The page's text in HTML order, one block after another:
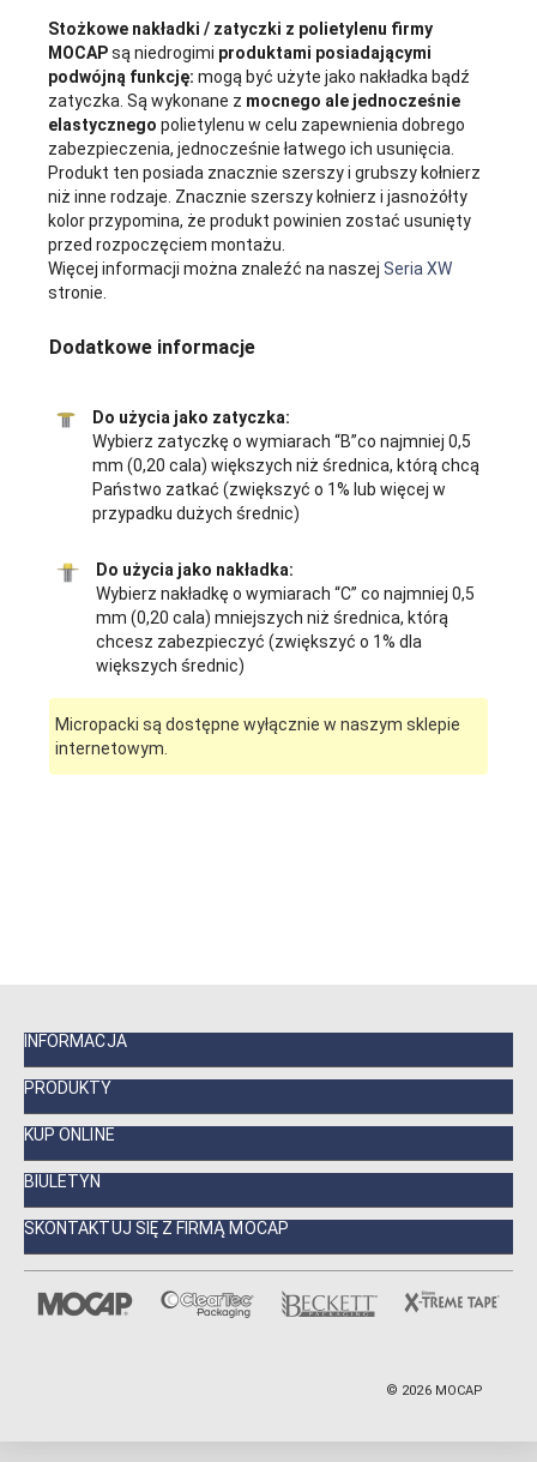
Stożkowe nakładki / zatyczki z polietylenu firmy
MOCAPsą niedrogimi produktami posiadającymi
podwójną funkcję:mogą być użyte jako nakładka bądź
zatyczka. Są wykonane z mocnego ale jednocześnie
elastycznego polietylenu w celu zapewnienia dobrego
zabezpieczenia, jednocześnie łatwego ich usunięcia.
Produkt ten posiada znacznie szerszy i grubszy kołnierz
niż inne rodzaje. Znacznie szerszy kołnierz i jasnożółty
kolor przypomina, że produkt powinien zostać usunięty
przed rozpoczęciem montażu.
Więcej informacji można znaleźć na naszejSeria XW
stronie.
Dodatkowe informacje
Do użycia jako zatyczka:
Wybierz zatyczkę o wymiarach “B”co najmniej 0,5
mm (0,20 cala) większych niż średnica, którą chcą
Państwo zatkać (zwiększyć o 1% lub więcej w
przypadku dużych średnic)
Do użycia jako nakładka:
Wybierz nakładkę o wymiarach “C” co najmniej 0,5
mm (0,20 cala) mniejszych niż średnica, którą
chcesz zabezpieczyć (zwiększyć o 1% dla
większych średnic)
Micropacki są dostępne wyłącznie w naszym sklepie
internetowym.
INFORMACJA
PRODUKTY
KUP ONLINE
BIULETYN
SKONTAKTUJ SIĘ Z FIRMĄ MOCAP
© 2026 MOCAP